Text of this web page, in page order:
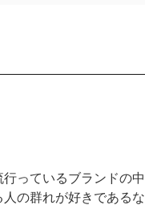
っているブランドの中
の群れが好きであるな